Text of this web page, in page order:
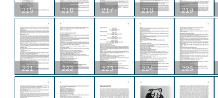
215 216 217 218 219
221 222 223 224 225